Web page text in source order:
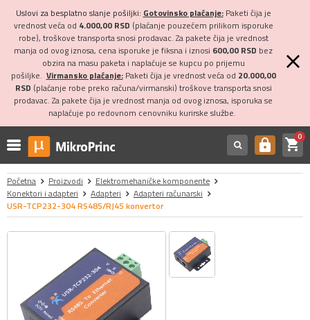
Uslovi za besplatno slanje pošiljki: Gotovinsko plaćanje:Paketi čija je
vrednost veća od 4.000,00 RSD (plaćanje pouzećem prilikom isporuke
robe), troškove transporta snosi prodavac. Za pakete čija je vrednost
manja od ovog iznosa, cena isporuke je fiksna i iznosi 600,00 RSD bez
obzira na masu paketa i naplaćuje se kupcu po prijemu
pošiljke. Virmansko plaćanje:Paketi čija je vrednost veća od 20.000,00
RSD (plaćanje robe preko računa/virmanski) troškove transporta snosi
prodavac. Za pakete čija je vrednost manja od ovog iznosa, isporuka se
naplaćuje po redovnom cenovniku kurirske službe.
https shopping_cart0
Početna Proizvodi
Elektromehaničke komponente
Konektori i adapteri
Adapteri
Adapteri računarski
USR-TCP232-304 RS485/RJ45 konvertor